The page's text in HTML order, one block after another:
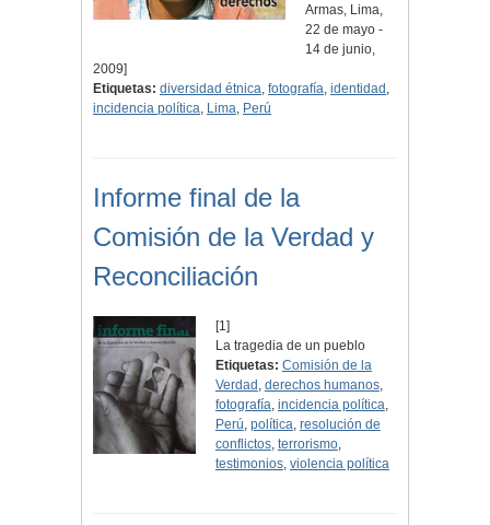
Armas, Lima,
22 de mayo -
14 de junio,
2009]
Etiquetas: diversidad étnica, fotografía, identidad ,
incidencia política, Lima, Perú
Informe final de la
Comisión de la Verdad y
Reconciliación
[1]
La tragedia de un pueblo
Etiquetas: Comisión de la
Verdad , derechos humanos,
fotografía, incidencia política,
Perú, política, resolución de
conflictos, terrorismo,
testimonios, violencia política